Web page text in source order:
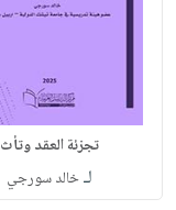
تجزئة العقد وتأث
لـخالد سورجي